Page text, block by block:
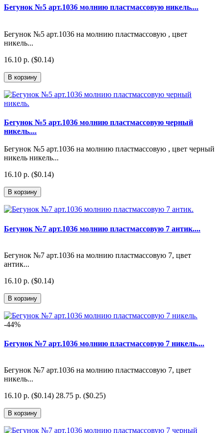
Бегунок №5 арт.1036 молнию пластмассовую никель....
Бегунок №5 арт.1036 на молнию пластмассовую , цвет
никель...
16.10 р. ($0.14)
В корзину
Бегунок №5 арт.1036 молнию пластмассовую черный
никель....
Бегунок №5 арт.1036 на молнию пластмассовую , цвет черный
никель никель...
16.10 р. ($0.14)
В корзину
Бегунок №7 арт.1036 молнию пластмассовую 7 антик....
Бегунок №7 арт.1036 на молнию пластмассовую 7, цвет
антик...
16.10 р. ($0.14)
В корзину
-44%
Бегунок №7 арт.1036 молнию пластмассовую 7 никель....
Бегунок №7 арт.1036 на молнию пластмассовую 7, цвет
никель...
16.10 р. ($0.14) 28.75 р. ($0.25)
В корзину